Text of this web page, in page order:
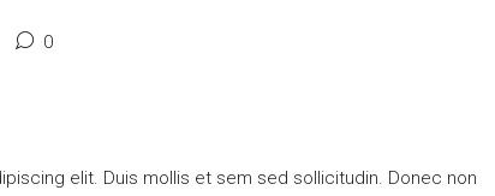
0
elit. Duis mollis et sem sed sollicitudin. Donec non